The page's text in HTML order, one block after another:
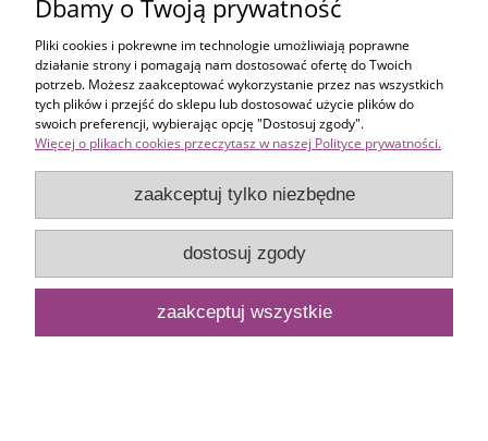
Informacje
pokaż pełną wersję strony
Sklep internetowy Shoper.pl
Dbamy o Twoją prywatność
Pliki cookies i pokrewne im technologie umożliwiają poprawne
działanie strony i pomagają nam dostosować ofertę do Twoich
potrzeb. Możesz zaakceptować wykorzystanie przez nas wszystkich
tych plików i przejść do sklepu lub dostosować użycie plików do
swoich preferencji, wybierając opcję "Dostosuj zgody".
Więcej o plikach cookies przeczytasz w naszej Polityce prywatności.
zaakceptuj tylko niezbędne
dostosuj zgody
zaakceptuj wszystkie